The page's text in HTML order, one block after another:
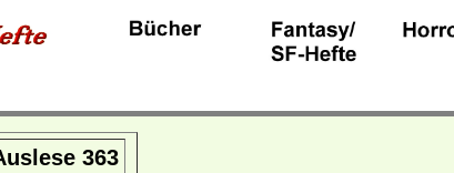
363